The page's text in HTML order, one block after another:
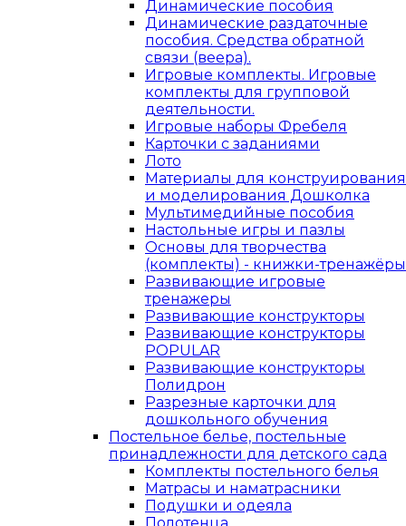
Динамические пособия
Динамические раздаточные
пособия. Средства обратной
связи (веера).
Игровые комплекты. Игровые
комплекты для групповой
деятельности.
Игровые наборы Фребеля
Карточки с заданиями
Лото
Материалы для конструирования
и моделирования Дошколка
Мультимедийные пособия
Настольные игры и пазлы
Основы для творчества
(комплекты) - книжки-тренажёры
Развивающие игровые
тренажеры
Развивающие конструкторы
Развивающие конструкторы
POPULAR
Развивающие конструкторы
Полидрон
Разрезные карточки для
дошкольного обучения
Постельное белье, постельные
принадлежности для детского сада
Комплекты постельного белья
Матрасы и наматрасники
Подушки и одеяла